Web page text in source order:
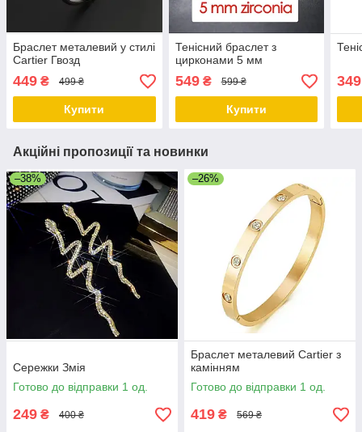
Браслет металевий у стилі
Cartier Гвозд
449 ₴ 499 ₴
Купити
Тенісний браслет з
цирконами 5 мм
549₴ 599 ₴
Купити
349
Акційні пропозиції та новинки
–38%
Сережки Змія
Готово до відправки 1 од.
249 ₴ 400 ₴
–26%
Браслет металевий Cartier з
камінням
Готово до відправки 1 од.
419 ₴ 569 ₴